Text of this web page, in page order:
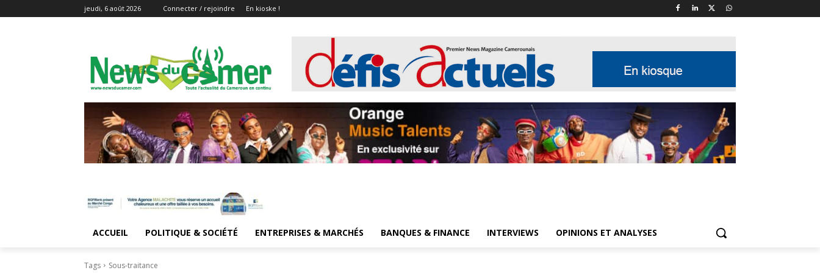
jeudi, 6 août 2026 Connecter / rejoindre En kioske !
ACCUEIL POLITIQUE & SOCIÉTÉ ENTREPRISES & MARCHÉS BANQUES & FINANCE INTERVIEWS OPINIONS ET ANALYSES
Tags Sous-traitance